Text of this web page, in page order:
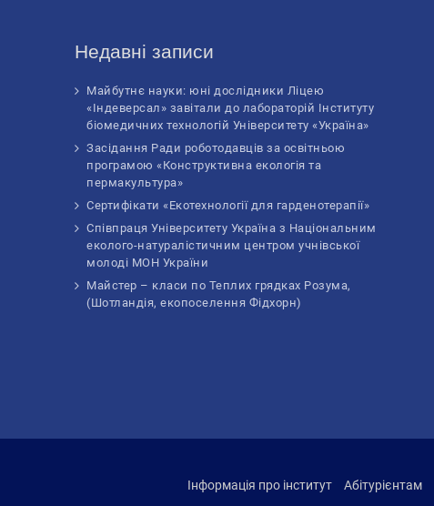
Недавні записи
Майбутнє науки: юні дослідники Ліцею
«Індеверсал» завітали до лабораторій Інституту
біомедичних технологій Університету «Україна»
Засідання Ради роботодавців за освітньою
програмою «Конструктивна екологія та
пермакультура»
Сертифікати «Екотехнології для гарденотерапії»
Співпраця Університету Україна з Національним
еколого-натуралістичним центром учнівської
молоді МОН України
Майстер – класи по Теплих грядках Розума,
(Шотландія, екопоселення Фідхорн)
Інформація про інститут
Абітурієнтам